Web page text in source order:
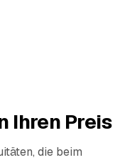
Ihren Preis
die beim